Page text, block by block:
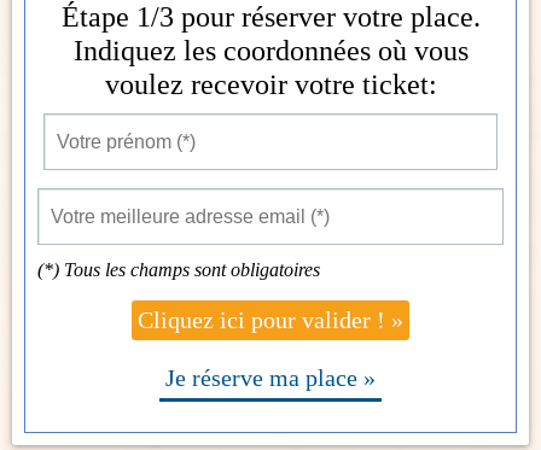
Étape 1/3 pour réserver votre place.
Indiquez les coordonnées où vous
voulez recevoir votre ticket:
(*) Tous les champs sont obligatoires
Cliquez ici pour valider ! »
Je réserve ma place »